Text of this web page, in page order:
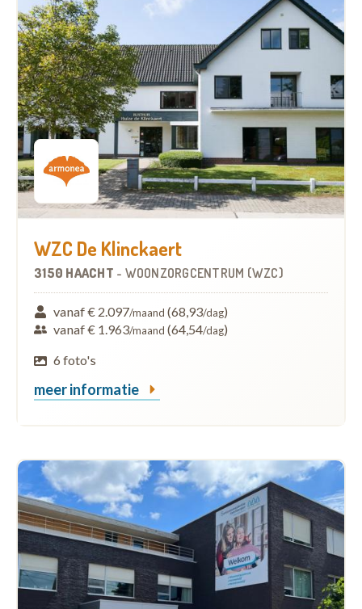
WZC De Klinckaert
3150 HAACHT - WOONZORGCENTRUM (WZC)
vanaf € 2.097/maand (68,93/dag)
vanaf € 1.963/maand (64,54/dag)
6 foto's
meer informatie